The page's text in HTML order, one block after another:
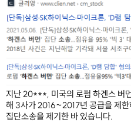
지난 20***, 미국의 로펌 하겐스 버
해 3사가 2016~2017년 공급을 제
집단소송을 제기한 바 있습니다.